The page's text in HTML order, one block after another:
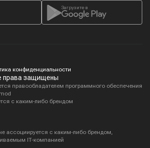
Загрузите в
конфиденциальности
права защищены
правообладателем программного обеспечения
с каким-либо брендом
ассоциируется с каким-либо брендом,
IT-компанией